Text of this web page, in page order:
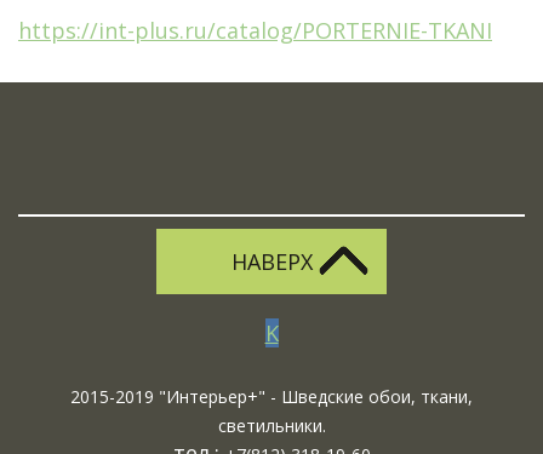
https://int-plus.ru/catalog/PORTERNIE-TKANI
НАВЕРХ
K
2015-2019 "Интерьер+" - Шведские обои, ткани,
светильники.